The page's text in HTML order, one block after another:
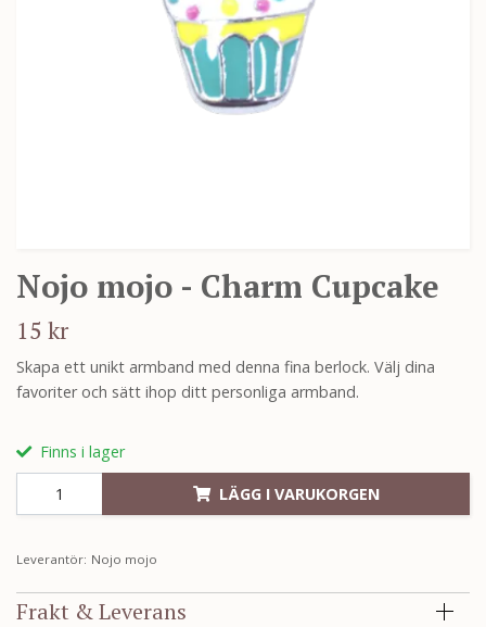
Nojo mojo - Charm Cupcake
15 kr
Skapa ett unikt armband med denna fina berlock. Välj dina
favoriter och sätt ihop ditt personliga armband.
Finns i lager
LÄGG I VARUKORGEN
Leverantör: Nojo mojo
Frakt & Leverans